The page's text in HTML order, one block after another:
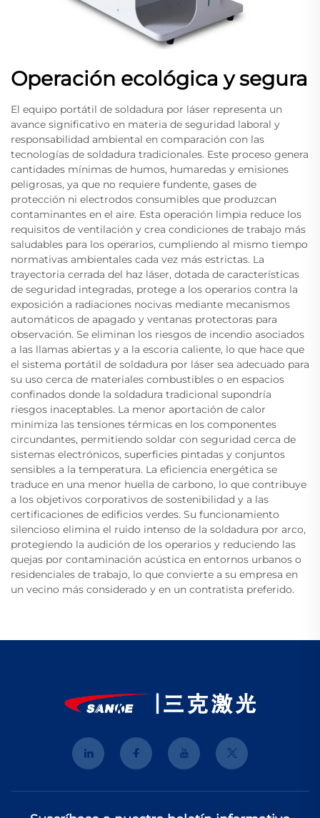
Operación ecológica y segura
El equipo portátil de soldadura por láser representa un
avance significativo en materia de seguridad laboral y
responsabilidad ambiental en comparación con las
tecnologías de soldadura tradicionales. Este proceso genera
cantidades mínimas de humos, humaredas y emisiones
peligrosas, ya que no requiere fundente, gases de
protección ni electrodos consumibles que produzcan
contaminantes en el aire. Esta operación limpia reduce los
requisitos de ventilación y crea condiciones de trabajo más
saludables para los operarios, cumpliendo al mismo tiempo
normativas ambientales cada vez más estrictas. La
trayectoria cerrada del haz láser, dotada de características
de seguridad integradas, protege a los operarios contra la
exposición a radiaciones nocivas mediante mecanismos
automáticos de apagado y ventanas protectoras para
observación. Se eliminan los riesgos de incendio asociados
a las llamas abiertas y a la escoria caliente, lo que hace que
el sistema portátil de soldadura por láser sea adecuado para
su uso cerca de materiales combustibles o en espacios
confinados donde la soldadura tradicional supondría
riesgos inaceptables. La menor aportación de calor
minimiza las tensiones térmicas en los componentes
circundantes, permitiendo soldar con seguridad cerca de
sistemas electrónicos, superficies pintadas y conjuntos
sensibles a la temperatura. La eficiencia energética se
traduce en una menor huella de carbono, lo que contribuye
a los objetivos corporativos de sostenibilidad y a las
certificaciones de edificios verdes. Su funcionamiento
silencioso elimina el ruido intenso de la soldadura por arco,
protegiendo la audición de los operarios y reduciendo las
quejas por contaminación acústica en entornos urbanos o
residenciales de trabajo, lo que convierte a su empresa en
un vecino más considerado y en un contratista preferido.